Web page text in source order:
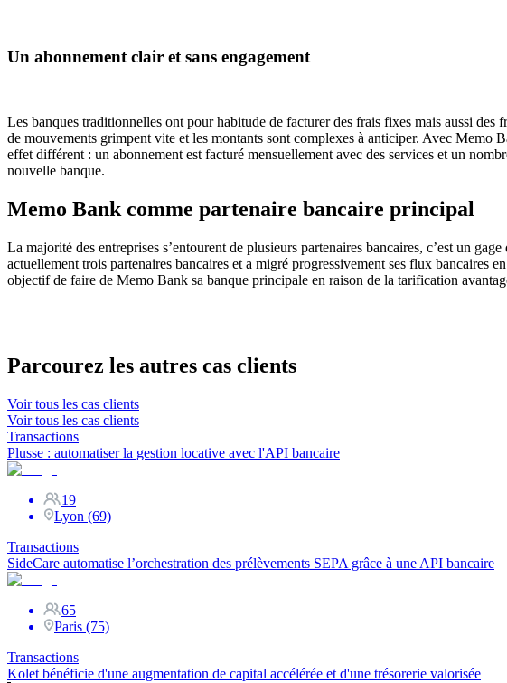
Un abonnement clair et sans engagement
Les banques traditionnelles ont pour habitude de facturer des frais fixes mais aussi des
de mouvements grimpent vite et les montants sont complexes à anticiper. Avec Memo
effet différent : un abonnement est facturé mensuellement avec des services et un
nouvelle banque.
Memo Bank comme partenaire bancaire principal
La majorité des entreprises s’entourent de plusieurs partenaires bancaires, c’est un
actuellement trois partenaires bancaires et a migré progressivement ses flux bancaires
objectif de faire de Memo Bank sa banque principale en raison de la tarification
Parcourez les autres cas clients
Voir tous les cas clients
Voir tous les cas clients
Transactions
Plusse : automatiser la gestion locative avec l'API bancaire
19
Lyon (69)
Transactions
SideCare automatise l’orchestration des prélèvements SEPA grâce à une API bancaire
65
Paris (75)
Transactions
Kolet bénéficie d'une augmentation de capital accélérée et d'une trésorerie valorisée